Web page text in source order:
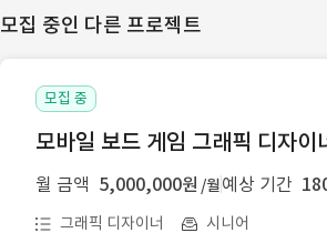
모집 중인 다른 프로젝트
모집 중
모바일 보드 게임 그래픽 디자이
월 금액 5,000,000원 /월예상 기간
그래픽 디자이너 시니어